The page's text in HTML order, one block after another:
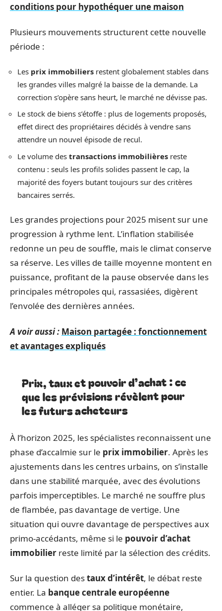
conditions pour hypothéquer une maison
Plusieurs mouvements structurent cette nouvelle
période :
Les prix immobiliers restent globalement stables dans
les grandes villes malgré la baisse de la demande. La
correction s’opère sans heurt, le marché ne dévisse pas.
Le stock de biens s’étoffe : plus de logements proposés,
effet direct des propriétaires décidés à vendre sans
attendre un nouvel épisode de recul.
Le volume des transactions immobilières reste
contenu : seuls les profils solides passent le cap, la
majorité des foyers butant toujours sur des critères
bancaires serrés.
Les grandes projections pour 2025 misent sur une
progression à rythme lent. L’inflation stabilisée
redonne un peu de souffle, mais le climat conserve
sa réserve. Les villes de taille moyenne montent en
puissance, profitant de la pause observée dans les
principales métropoles qui, rassasiées, digèrent
l’envolée des dernières années.
A voir aussi : Maison partagée : fonctionnement
et avantages expliqués
Prix, taux et pouvoir d’achat : ce
que les prévisions révèlent pour
les futurs acheteurs
À l’horizon 2025, les spécialistes reconnaissent une
phase d’accalmie sur le prix immobilier. Après les
ajustements dans les centres urbains, on s’installe
dans une stabilité marquée, avec des évolutions
parfois imperceptibles. Le marché ne souffre plus
de flambée, pas davantage de vertige. Une
situation qui ouvre davantage de perspectives aux
primo-accédants, même si le pouvoir d’achat
immobilier reste limité par la sélection des crédits.
Sur la question destaux d’intérêt, le débat reste
entier. La banque centrale européenne
commence à alléger sa politique monétaire,